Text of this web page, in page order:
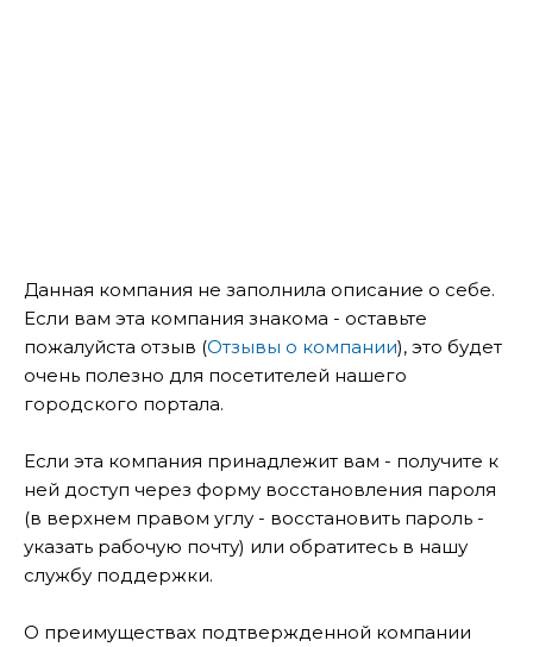
Данная компания не заполнила описание о себе.
Если вам эта компания знакома - оставьте
пожалуйста отзыв (Отзывы о компании), это будет
очень полезно для посетителей нашего
городского портала.
Если эта компания принадлежит вам - получите к
ней доступ через форму восстановления пароля
(в верхнем правом углу - восстановить пароль -
указать рабочую почту) или обратитесь в нашу
службу поддержки.
О преимуществах подтвержденной компании